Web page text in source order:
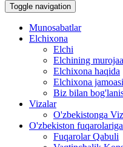
Toggle navigation
Munosabatlar
Elchixona
Elchi
Elchining
Elchixona haqida
Elchixona jamoasi
Biz bilan
Vizalar
O'zbekistonga
O'zbekiston
Fuqarolar Qabuli